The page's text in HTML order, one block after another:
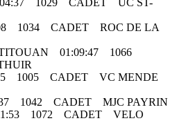
1034 CADET ROC DE LA
01:09:47 1066
1005 CADET VC MENDE
1042 CADET MJC PAYRIN
1072 CADET VELO